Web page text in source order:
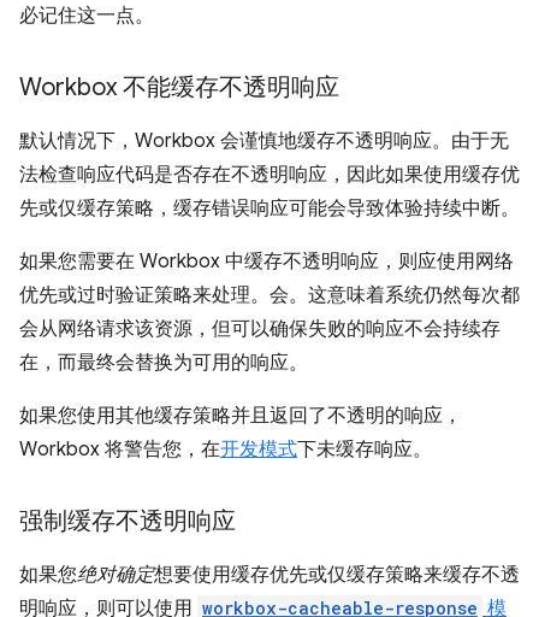
必记住这一点。
Workbox 不能缓存不透明响应
默认情况下，Workbox 会谨慎地缓存不透明响应。由于无
法检查响应代码是否存在不透明响应，因此如果使用缓存优
先或仅缓存策略，缓存错误响应可能会导致体验持续中断。
如果您需要在 Workbox 中缓存不透明响应，则应使用网络
优先或过时验证策略来处理。会。这意味着系统仍然每次都
会从网络请求该资源，但可以确保失败的响应不会持续存
在，而最终会替换为可用的响应。
如果您使用其他缓存策略并且返回了不透明的响应，
Workbox 将警告您，在开发模式下未缓存响应。
强制缓存不透明响应
如果您绝对确定想要使用缓存优先或仅缓存策略来缓存不透
明响应，则可以使用 workbox-cacheable-response 模